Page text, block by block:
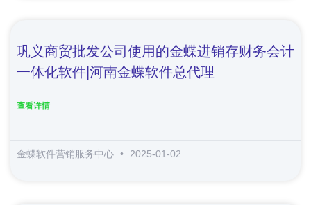
巩义商贸批发公司使用的金蝶进销存财务会计
一体化软件|河南金蝶软件总代理
查看详情
金蝶软件营销服务中心 2025-01-02